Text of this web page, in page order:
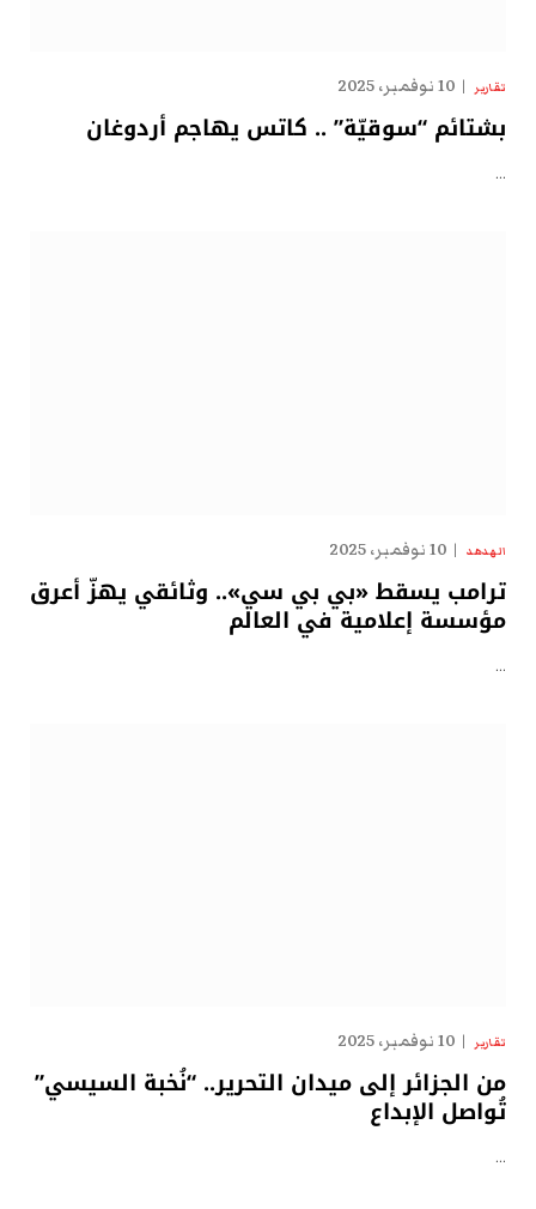
تقارير 10 نوفمبر، 2025
بشتائم “سوقيّة” .. كاتس يهاجم أردوغان
…
الهدهد 10 نوفمبر، 2025
ترامب يسقط «بي بي سي».. وثائقي يهزّ أعرق
مؤسسة إعلامية في العالم
…
تقارير 10 نوفمبر، 2025
من الجزائر إلى ميدان التحرير.. “نُخبة السيسي”
تُواصل الإبداع
…